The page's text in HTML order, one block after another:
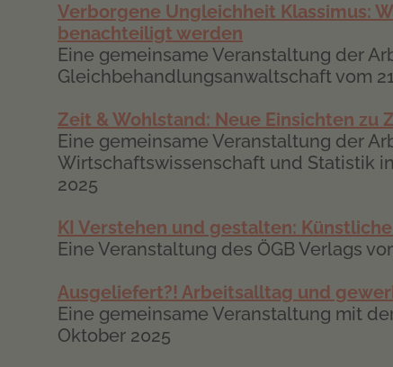
Verborgene Ungleichheit Klassimus:
benachteiligt werden
Eine gemeinsame Veranstaltung der
Gleichbehandlungsanwaltschaft vom
Zeit & Wohlstand: Neue Einsichten
Eine gemeinsame Veranstaltung der
Wirtschaftswissenschaft und Statistik
2025
KI Verstehen und gestalten:
Eine Veranstaltung des ÖGB Verlags
Ausgeliefert?! Arbeitsalltag und
Eine gemeinsame Veranstaltung mit
Oktober 2025